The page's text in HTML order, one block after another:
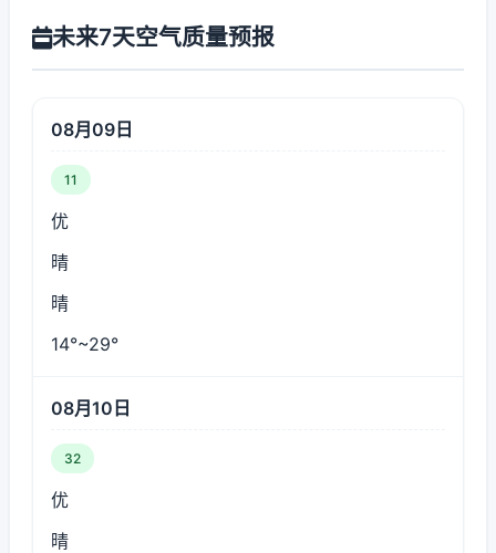
未来7天空气质量预报
08月09日
11
优
晴
晴
14°~29°
08月10日
32
优
晴